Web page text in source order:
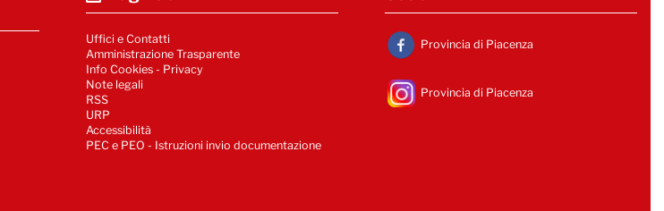
Uffici e Contatti
Amministrazione Trasparente
Info Cookies- Privacy
Note legali
RSS
URP
Accessibilità
PEC e PEO - Istruzioni invio documentazione
Provincia di Piacenza
Provincia di Piacenza